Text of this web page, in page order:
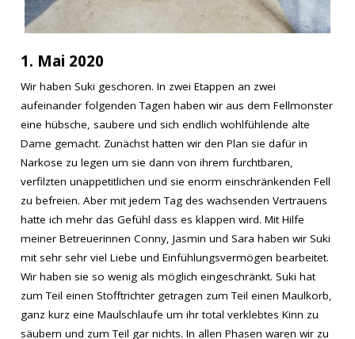
1. Mai 2020
Wir haben Suki geschoren. In zwei Etappen an zwei
aufeinander folgenden Tagen haben wir aus dem Fellmonster
eine hübsche, saubere und sich endlich wohlfühlende alte
Dame gemacht. Zunächst hatten wir den Plan sie dafür in
Narkose zu legen um sie dann von ihrem furchtbaren,
verfilzten unappetitlichen und sie enorm einschränkenden Fell
zu befreien. Aber mit jedem Tag des wachsenden Vertrauens
hatte ich mehr das Gefühl dass es klappen wird. Mit Hilfe
meiner Betreuerinnen Conny, Jasmin und Sara haben wir Suki
mit sehr sehr viel Liebe und Einfühlungsvermögen bearbeitet.
Wir haben sie so wenig als möglich eingeschränkt. Suki hat
zum Teil einen Stofftrichter getragen zum Teil einen Maulkorb,
ganz kurz eine Maulschlaufe um ihr total verklebtes Kinn zu
säubern und zum Teil gar nichts. In allen Phasen waren wir zu